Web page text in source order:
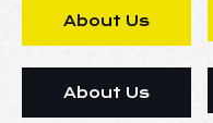
About Us
About Us